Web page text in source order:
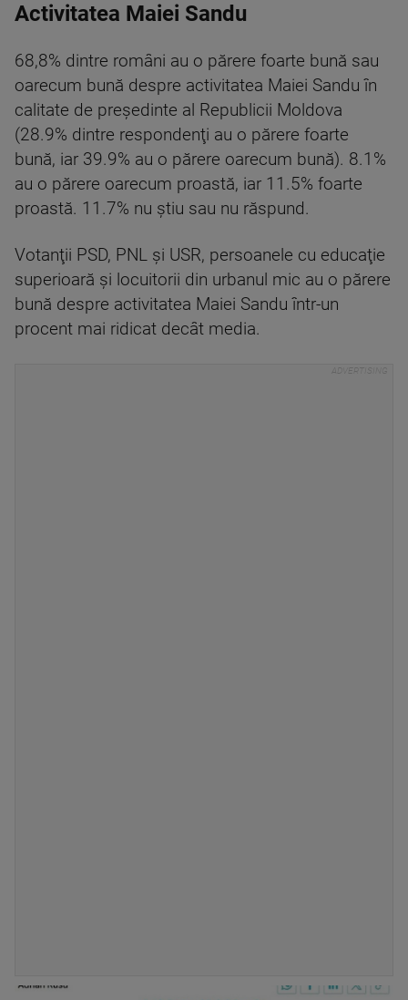
Activitatea Maiei Sandu
68,8% dintre români au o părere foarte bună sau
oarecum bună despre activitatea Maiei Sandu în
calitate de preşedinte al Republicii Moldova
(28.9% dintre respondenţi au o părere foarte
bună, iar 39.9% au o părere oarecum bună). 8.1%
au o părere oarecum proastă, iar 11.5% foarte
proastă. 11.7% nu ştiu sau nu răspund.
Votanţii PSD, PNL şi USR, persoanele cu educaţie
superioară şi locuitorii din urbanul mic au o părere
bună despre activitatea Maiei Sandu într-un
procent mai ridicat decât media.